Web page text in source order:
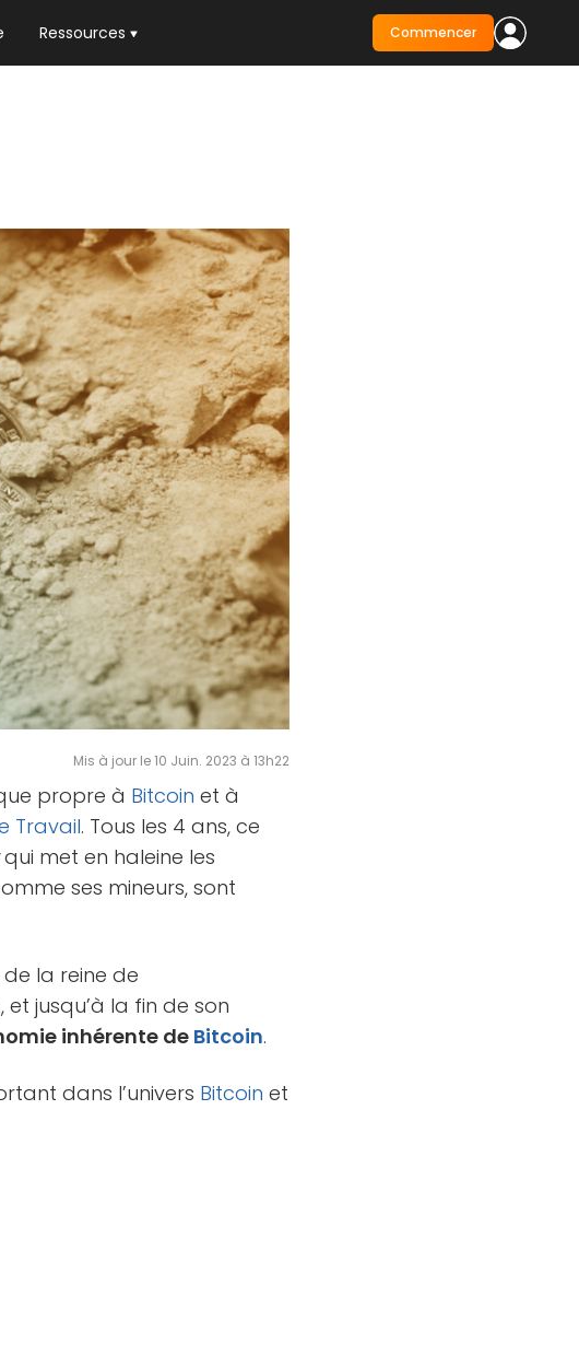
Ressources
besoin
les
Commencer
Mis à jour le 10 Juin. 2023 à 13h22
propre à Bitcoin et à
Travail. Tous les 4 ans, ce
qui met en haleine les
ses mineurs, sont
la reine de
jusqu’à la fin de son
inhérente deBitcoin.
dans l’univers Bitcoin et